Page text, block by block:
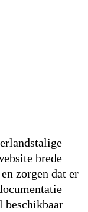
brede
zorgen dat er
beschikbaar